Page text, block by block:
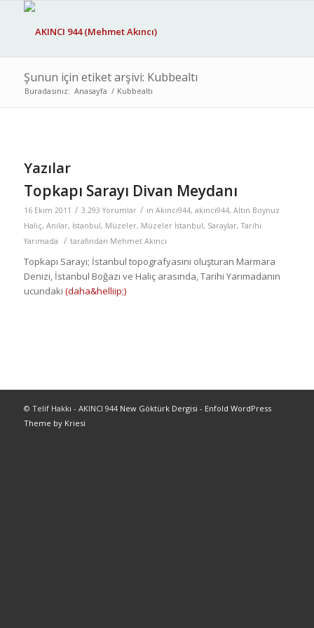
Şunun için etiket arşivi: Kubbealtı
Buradasınız: Anasayfa / Kubbealtı
Yazılar
Topkapı Sarayı Divan Meydanı
16 Ekim 2011 / 3.293 Yorumlar / in Akıncı944, akinci944, Altın Boynuz
Haliç, Anılar, İstanbul, Müzeler, Müzeler İstanbul, Saraylar,Tarihi
Yarımada
/ tarafından Mehmet Akıncı
Topkapı Sarayı; İstanbul topografyasını oluşturan Marmara
Denizi, İstanbul Boğazı ve Haliç arasında, Tarihi Yarımadanın
ucundaki (daha&helliip;)
© Telif Hakkı - AKINCI 944 New Göktürk Dergisi - Enfold WordPress
Theme by Kriesi